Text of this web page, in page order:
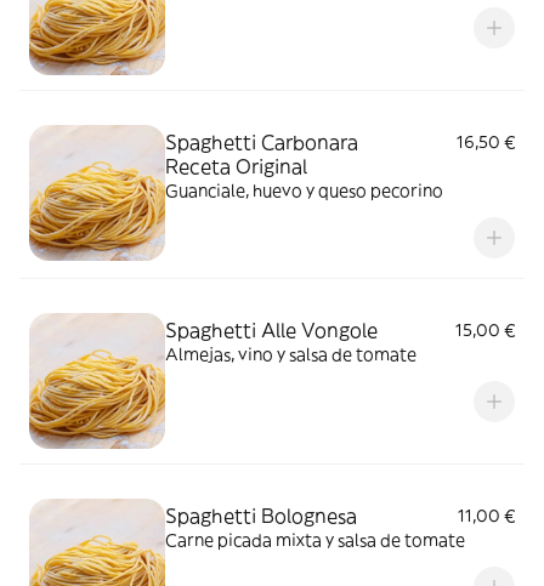
Spaghetti Carbonara
Receta Original
16,50 €
Guanciale, huevo y queso pecorino
Spaghetti Alle Vongole
15,00 €
Almejas, vino y salsa de tomate
Spaghetti Bolognesa
11,00 €
Carne picada mixta y salsa de tomate